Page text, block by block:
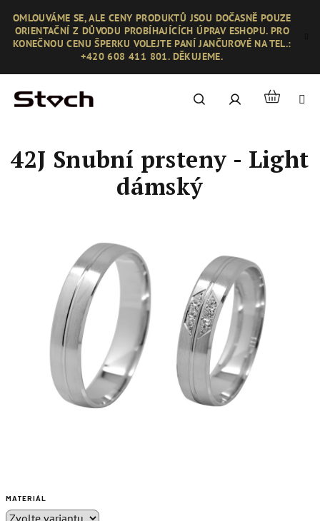
obsah
OMLOUVÁME SE, ALE CENY PRODUKTŮ JSOU DOČASNĚ POUZE
ORIENTAČNÍ Z DŮVODU PROBÍHAJÍCÍCH ÚPRAV ESHOPU. PRO
KONEČNOU CENU ŠPERKU VOLEJTE PANÍ JANČUROVÉ NA TEL.:
+420 608 411 801. DĚKUJEME.
Hledat PřihlášeníNákupní
MATERIÁL
42J Snubní prsteny - Light
dámský